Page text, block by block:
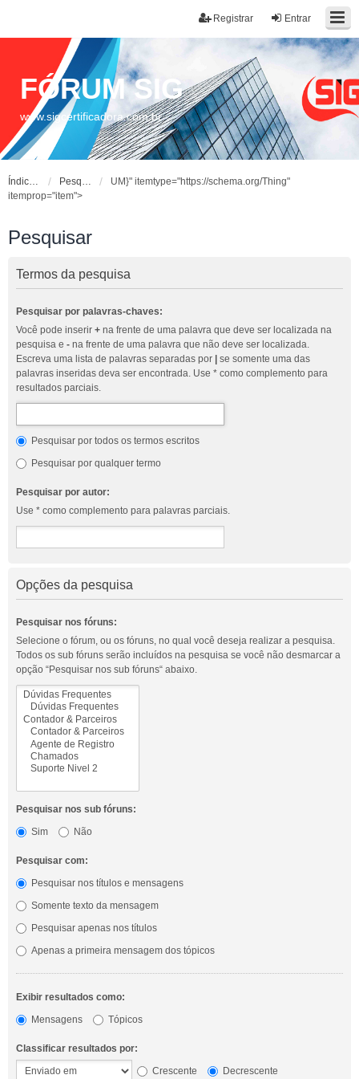
Entrar
Registrar
FÓRUM SIG
www.sigcertificadora.com.br
Índice do fórum Pesquisar
UM}" itemtype="https://schema.org/Thing"
itemprop="item">
Pesquisar
Termos da pesquisa
Pesquisar por palavras-chaves:
Você pode inserir + na frente de uma palavra que deve ser localizada na
pesquisa e - na frente de uma palavra que não deve ser localizada.
Escreva uma lista de palavras separadas por
se somente uma das
palavras inseridas deva ser encontrada. Use * como complemento para
resultados parciais.
Pesquisar por todos os termos escritos
Pesquisar por qualquer termo
Pesquisar por autor:
Use * como complemento para palavras parciais.
Opções da pesquisa
Pesquisar nos fóruns:
Selecione o fórum, ou os fóruns, no qual você deseja realizar a pesquisa.
Todos os sub fóruns serão incluídos na pesquisa se você não desmarcar a
opção “Pesquisar nos sub fóruns“ abaixo.
Pesquisar nos sub fóruns:
Sim
Não
Pesquisar com:
Pesquisar nos títulos e mensagens
Somente texto da mensagem
Pesquisar apenas nos títulos
Apenas a primeira mensagem dos tópicos
Exibir resultados como:
Mensagens
Tópicos
Classificar resultados por:
Crescente
Decrescente